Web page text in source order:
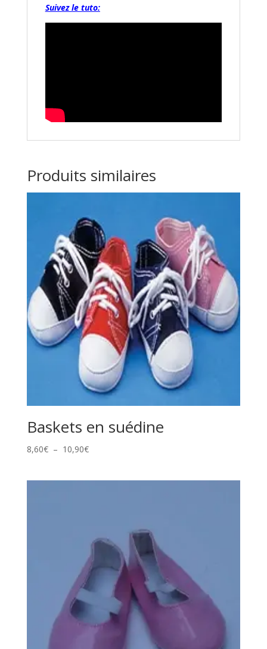
Suivez le tuto:
Produits similaires
Baskets en suédine
8,60€ – 10,90€Plage